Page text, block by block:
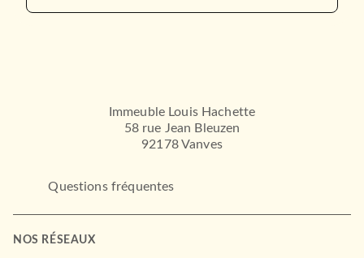
Immeuble Louis Hachette
58 rue Jean Bleuzen
92178 Vanves
Questions fréquentes
NOS RÉSEAUX